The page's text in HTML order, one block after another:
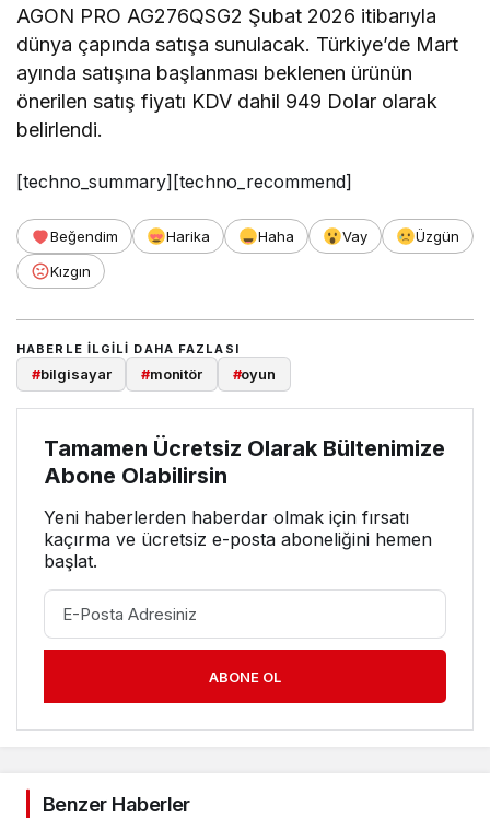
AGON PRO AG276QSG2 Şubat 2026 itibarıyla
dünya çapında satışa sunulacak. Türkiye’de Mart
ayında satışına başlanması beklenen ürünün
önerilen satış fiyatı KDV dahil 949 Dolar olarak
belirlendi.
[techno_summary][techno_recommend]
Beğendim Harika Haha Vay
Üzgün
Kızgın
HABERLE ILGILI DAHA FAZLASI
#bilgisayar #monitör #oyun
Tamamen Ücretsiz Olarak Bültenimize
Abone Olabilirsin
Yeni haberlerden haberdar olmak için fırsatı
kaçırma ve ücretsiz e-posta aboneliğini hemen
başlat.
ABONE OL
Benzer Haberler